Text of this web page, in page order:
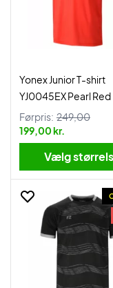
Yonex Junior T-shirt
YJ0045EX Pearl Red
Førpris: 249,00
199,00 kr.
Vælg